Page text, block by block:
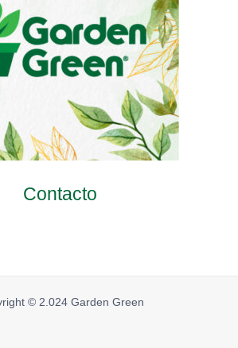
Contacto
© 2.024 Garden Green